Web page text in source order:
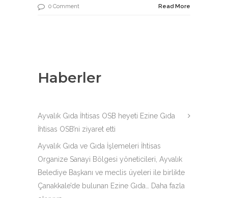
0 Comment
Read More
Haberler
Ayvalık Gıda İhtisas OSB heyeti Ezine Gıda
İhtisas OSB’ni ziyaret etti
Ayvalık Gıda ve Gıda İşlemeleri İhtisas
Organize Sanayi Bölgesi yöneticileri, Ayvalık
Belediye Başkanı ve meclis üyeleri ile birlikte
Çanakkale’de bulunan Ezine Gıda…
Daha fazla